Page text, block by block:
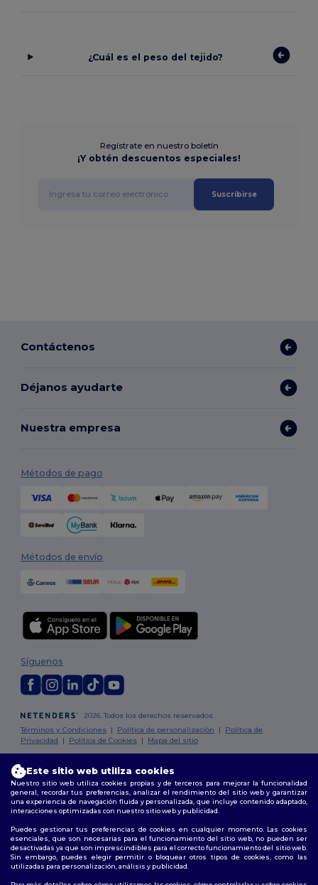
¿Cuál es el peso del tejido?
Regístrate en nuestro boletín
¡Y obtén descuentos especiales!
Suscribirse
Contáctenos
Déjanos ayudarte
Nuestra empresa
Métodos de pago
Métodos de envío
2026. Todos los derechos reservados
Términos y Condiciones | Política de personalización | Política de
Privacidad | Política de Cookies | Mapa del sitio
Síguenos
Madrid|Barcelona|Valencia |Seville |
Palma | Bilbao| Alicante
Este sitio web utiliza cookies
Nuestro sitio web utiliza cookies propias y de terceros para mejorar la funcionalidad
general, recordar tus preferencias, analizar el rendimiento del sitio web y garantizar
una experiencia de navegación fluida y personalizada, que incluye contenido adaptado,
interacciones optimizadas con nuestro sitio web y publicidad.
Puedes gestionar tus preferencias de cookies en cualquier momento. Las cookies
esenciales, que son necesarias para el funcionamiento del sitio web, no pueden ser
desactivadas ya que son imprescindibles para el correcto funcionamiento del sitio web.
Sin embargo, puedes elegir permitir o bloquear otros tipos de cookies, como las
utilizadas para personalización, análisis y publicidad.